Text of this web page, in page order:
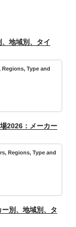
地域別、タイ
Type and
2026：メーカー
Regions, Type and
別、地域別、タ